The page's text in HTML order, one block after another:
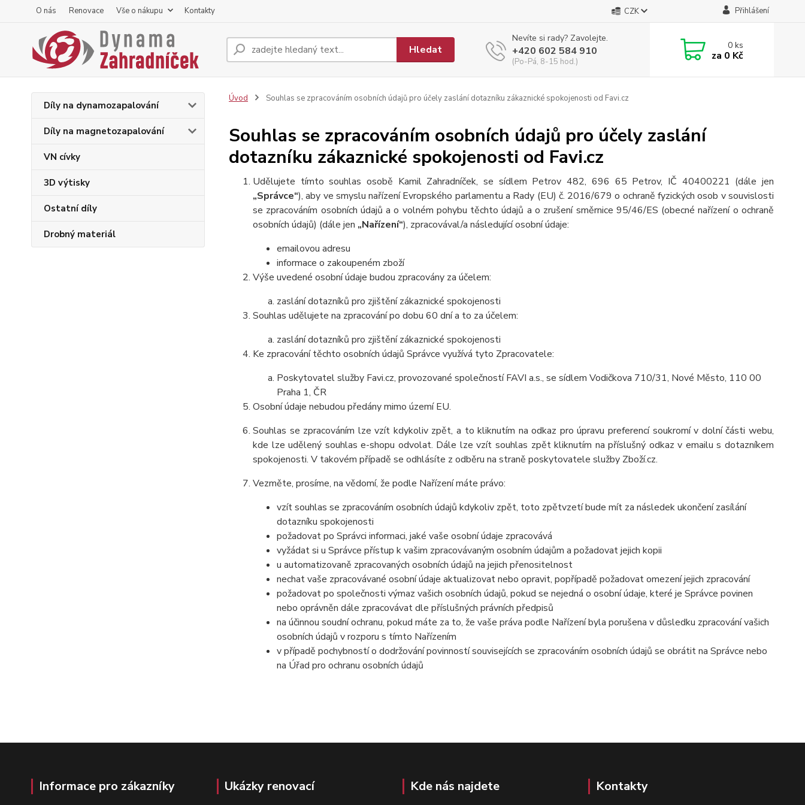
O nás Renovace Vše o nákupu Kontakty CZK Přihlášení
Hledat
Nevíte si rady? Zavolejte.
+420 602 584 910
(Po-Pá, 8-15 hod.)
0ks
za 0 Kč
Díly na dynamozapalování
Díly na magnetozapalování
VN cívky
3D výtisky
Ostatní díly
Drobný materiál
Úvod Souhlas se zpracováním osobních údajů pro účely zaslání dotazníku zákaznické spokojenosti od Favi.cz
Souhlas se zpracováním osobních údajů pro účely zaslání
dotazníku zákaznické spokojenosti od Favi.cz
Udělujete tímto souhlas osobě Kamil Zahradníček, se sídlem Petrov 482, 696 65 Petrov, IČ 40400221 (dále jen
„Správce“), aby ve smyslu nařízení Evropského parlamentu a Rady (EU) č. 2016/679 o ochraně fyzických osob v souvislosti
se zpracováním osobních údajů a o volném pohybu těchto údajů a o zrušení směrnice 95/46/ES (obecné nařízení o ochraně
osobních údajů) (dále jen „Nařízení“), zpracovával/a následující osobní údaje:
emailovou adresu
informace o zakoupeném zboží
Výše uvedené osobní údaje budou zpracovány za účelem:
zaslání dotazníků pro zjištění zákaznické spokojenosti
Souhlas udělujete na zpracování po dobu 60 dní a to za účelem:
zaslání dotazníků pro zjištění zákaznické spokojenosti
Ke zpracování těchto osobních údajů Správce využívá tyto Zpracovatele:
Poskytovatel služby Favi.cz, provozované společností FAVI a.s., se sídlem Vodičkova 710/31, Nové Město, 110 00
Praha 1, ČR
Osobní údaje nebudou předány mimo území EU.
Souhlas se zpracováním lze vzít kdykoliv zpět, a to kliknutím na odkaz pro úpravu preferencí soukromí v dolní části webu,
kde lze udělený souhlas e-shopu odvolat. Dále lze vzít souhlas zpět kliknutím na příslušný odkaz v emailu s dotazníkem
spokojenosti. V takovém případě se odhlásíte z odběru na straně poskytovatele služby Zboží.cz.
Vezměte, prosíme, na vědomí, že podle Nařízení máte právo:
vzít souhlas se zpracováním osobních údajů kdykoliv zpět, toto zpětvzetí bude mít za následek ukončení zasílání
dotazníku spokojenosti
požadovat po Správci informaci, jaké vaše osobní údaje zpracovává
vyžádat si u Správce přístup k vašim zpracovávaným osobním údajům a požadovat jejich kopii
u automatizovaně zpracovaných osobních údajů na jejich přenositelnost
nechat vaše zpracovávané osobní údaje aktualizovat nebo opravit, popřípadě požadovat omezení jejich zpracování
požadovat po společnosti výmaz vašich osobních údajů, pokud se nejedná o osobní údaje, které je Správce povinen
nebo oprávněn dále zpracovávat dle příslušných právních předpisů
na účinnou soudní ochranu, pokud máte za to, že vaše práva podle Nařízení byla porušena v důsledku zpracování vašich
osobních údajů v rozporu s tímto Nařízením
v případě pochybností o dodržování povinností souvisejících se zpracováním osobních údajů se obrátit na Správce nebo
na Úřad pro ochranu osobních údajů
Informace pro zákazníky Ukázky renovací Kde nás najdete Kontakty